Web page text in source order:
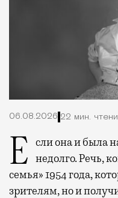
06.08.2026 22 мин.
Если она и была на вершине, то совсем недолго. Речь,
семья» 1954 года,
зрителям, но и